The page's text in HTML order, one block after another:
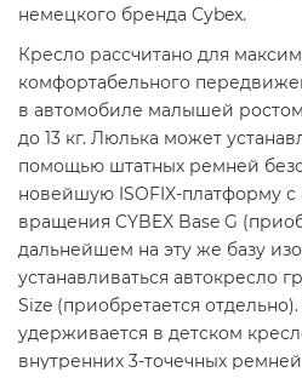
немецкого бренда Cybex.
Кресло рассчитано для
комфортабельного
в автомобиле малышей
до 13 кг. Люлька может
помощью штатных ремней
новейшую ISOFIX-платформу
вращения CYBEX Base G
дальнейшем на эту же базу
устанавливаться автокресло
Size (приобретается
удерживается в детском
внутренних 3-точечных